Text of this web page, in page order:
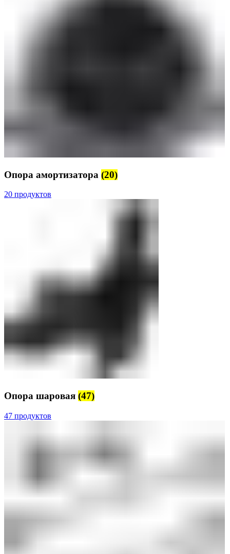
Опора амортизатора (20)
20 продуктов
Опора шаровая (47)
47 продуктов